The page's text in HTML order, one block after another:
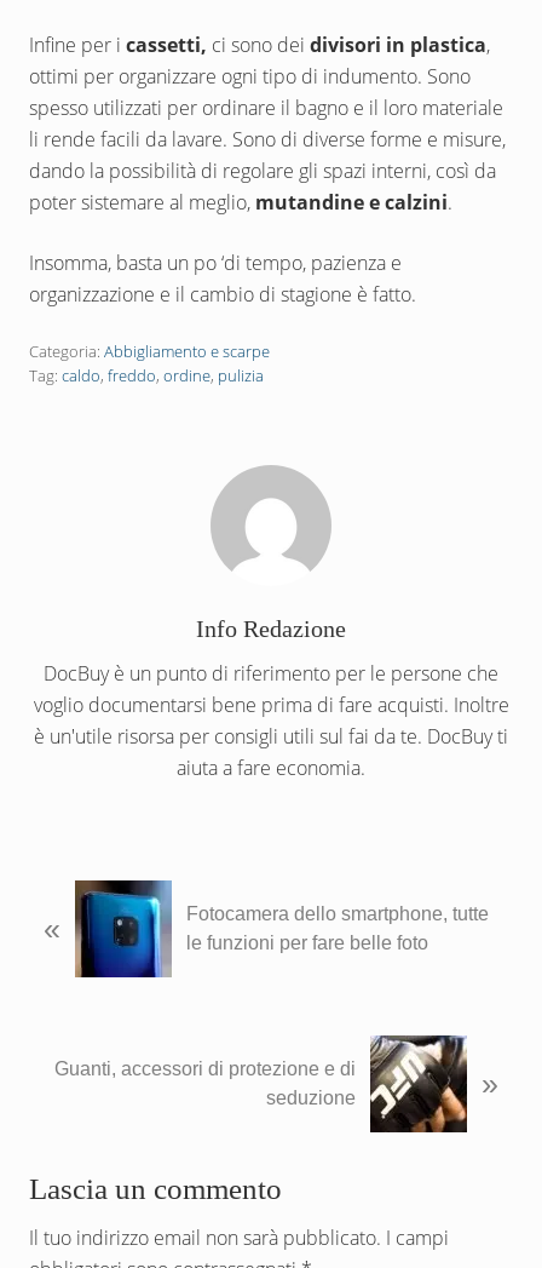
Infine per i cassetti, ci sono dei divisori in plastica,
ottimi per organizzare ogni tipo di indumento. Sono
spesso utilizzati per ordinare il bagno e il loro materiale
li rende facili da lavare. Sono di diverse forme e misure,
dando la possibilità di regolare gli spazi interni, così da
poter sistemare al meglio, mutandine e calzini.
Insomma, basta un po ‘di tempo, pazienza e
organizzazione e il cambio di stagione è fatto.
Categoria: Abbigliamento e scarpe
Tag: caldo, freddo, ordine, pulizia
Info Redazione
DocBuy è un punto di riferimento per le persone che
voglio documentarsi bene prima di fare acquisti. Inoltre
è un'utile risorsa per consigli utili sul fai da te. DocBuy ti
aiuta a fare economia.
o
e
e
t
«
Fotocamera dello smartphone, tutte
le funzioni per fare belle foto
o
u
Guanti, accessori di protezione e di
seduzione
»
Interazioni
del
Lascia un commento
Il tuo indirizzo email non sarà pubblicato. I campi